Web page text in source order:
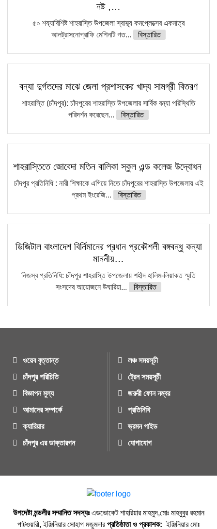
নষ্ট ,…
৫০ শয্যাবিশিষ্ট শাহরাস্তি উপজেলা স্বাস্থ্য কমপ্লেক্সের একমাত্র
আলট্রাসনোগ্রাফি মেশিনটি গত...
বিস্তারিত
বন্যা দুর্গতদের মাঝে জেলা প্রশাসকের খাদ্য সামগ্রী বিতরণ
শাহরাস্তি (চাঁদপুর): চাঁদপুরের শাহরাস্তি উপজেলার সার্বিক বন্যা পরিস্থিতি
পরিদর্শন করেছেন...
বিস্তারিত
শাহরাস্তিতে জোবেদা মতিন বালিকা স্কুল এন্ড কলেজ উদ্বোধন
চাঁদপুর প্রতিনিধি : নারী শিক্ষাকে এগিয়ে নিতে চাঁদপুরের শাহরাস্তি উপজেলায় এই
প্রথম ইংরেজি...
বিস্তারিত
ডিজিটাল বাংলাদেশ বির্নিমানের প্রধান প্রকৌশলী বঙ্গবন্ধু কন্যা
মাননীয়…
নিজস্ব প্রতিনিধি: চাঁদপুর শাহরাস্তি উপজেলায় শহীদ হালিম-লিয়াকত স্মৃতি
সংসদের আয়োজনে উঘারিয়া...
বিস্তারিত
ওয়েব বৃত্তান্ত
চাঁদপুর পরিচিতি
বিজ্ঞাপন মুল্য
আমাদের সম্পর্কে
ক্যারিয়ার
চাঁদপুর এর ডাক্তারগন
লঞ্চ সময়সূচী
ট্রেন সময়সূচী
জরুরী ফোন নম্বর
প্রতিনিধি
ভ্রমন গাইড
যোগাযোগ
উপদেষ্টা মন্ডলীর সম্মানিত সদস্যঃএডভোকেট শাহরিয়ার মাহমুদ,মোঃ মাহবুবুর রহমান
পাটওয়ারী, ইঞ্জিনিয়ার সোহাগ মজুমদারপ্রতিষ্ঠাতা ও প্রকাশক: ইঞ্জিনিয়ার মোঃ